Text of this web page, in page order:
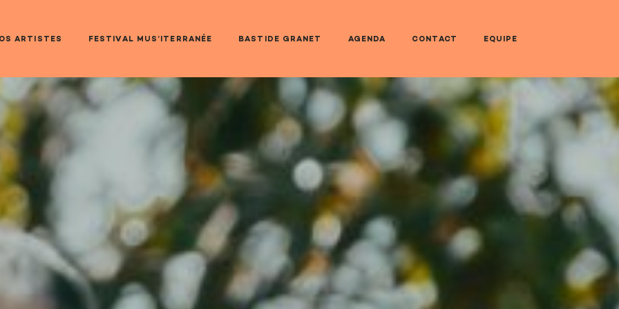
ARTISTES FESTIVAL MUS’ITERRANÉE BASTIDE GRANET AGENDA CONTACT EQUIPE